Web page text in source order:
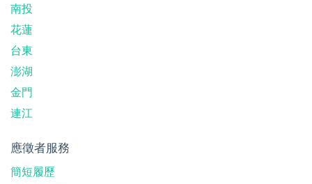
南投
花蓮
台東
澎湖
金門
連江
應徵者服務
簡短履歷